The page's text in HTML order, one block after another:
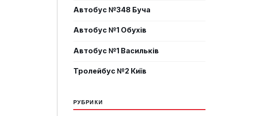
Автобус №348 Буча
Автобус №1 Обухів
Автобус №1 Васильків
Тролейбус №2 Київ
РУБРИКИ